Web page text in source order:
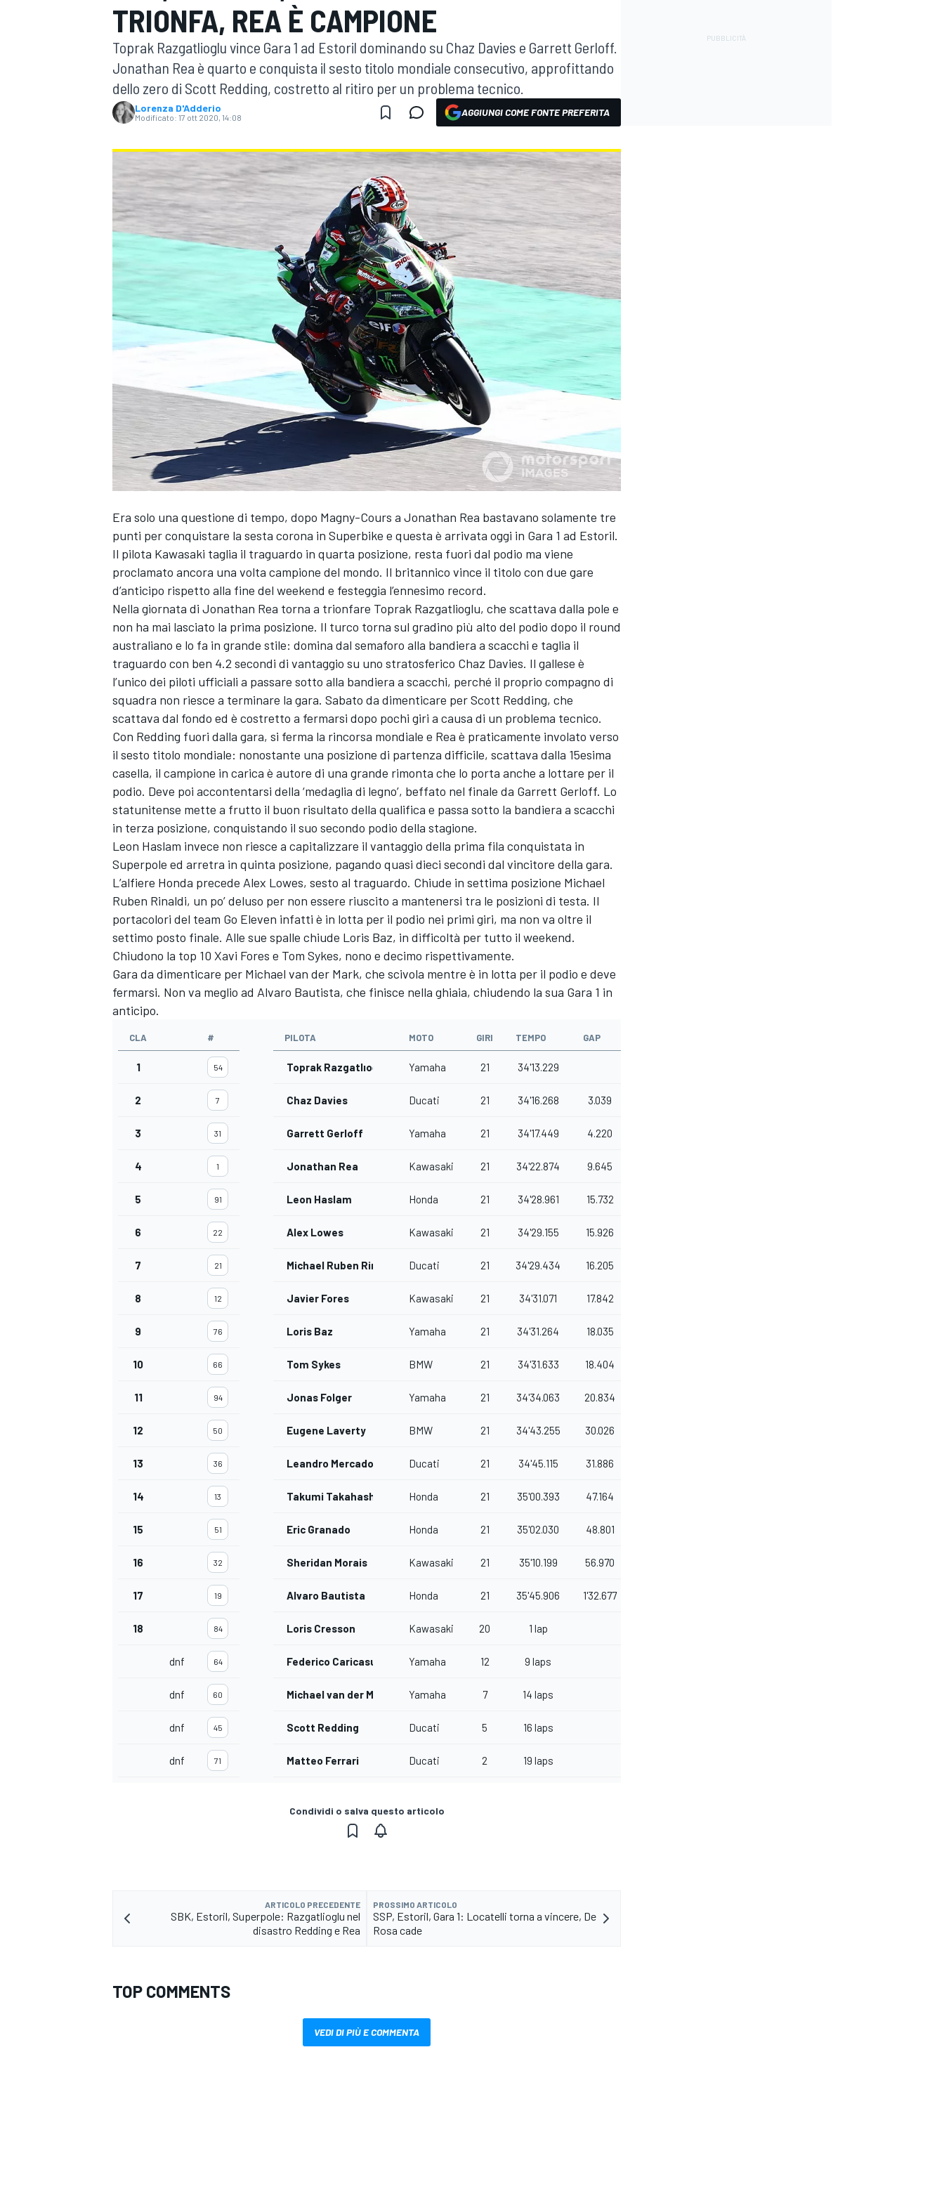
MOTOGP WEC
WRC
MONOPOSTO
ENDURANCE/GT
MONOMARCA
TRIONFA, REA È CAMPIONE
Toprak Razgatlioglu vince Gara 1 ad Estoril dominando su Chaz Davies e Garrett Gerloff.
Jonathan Rea è quarto e conquista il sesto titolo mondiale consecutivo, approfittando
dello zero di Scott Redding, costretto al ritiro per un problema tecnico.
Lorenza D'Adderio
Modificato: 17 ott 2020, 14:08 AGGIUNGI COME FONTE PREFERITA
Era solo una questione di tempo, dopo Magny-Cours a Jonathan Rea bastavano solamente tre
punti per conquistare la sesta corona in Superbike e questa è arrivata oggi in Gara 1 ad Estoril.
Il pilota Kawasaki taglia il traguardo in quarta posizione, resta fuori dal podio ma viene
proclamato ancora una volta campione del mondo. Il britannico vince il titolo con due gare
d’anticipo rispetto alla fine del weekend e festeggia l’ennesimo record.
Nella giornata di Jonathan Rea torna a trionfare Toprak Razgatlioglu, che scattava dalla pole e
non ha mai lasciato la prima posizione. Il turco torna sul gradino più alto del podio dopo il round
australiano e lo fa in grande stile: domina dal semaforo alla bandiera a scacchi e taglia il
traguardo con ben 4.2 secondi di vantaggio su uno stratosferico Chaz Davies. Il gallese è
l’unico dei piloti ufficiali a passare sotto alla bandiera a scacchi, perché il proprio compagno di
squadra non riesce a terminare la gara. Sabato da dimenticare per Scott Redding, che
scattava dal fondo ed è costretto a fermarsi dopo pochi giri a causa di un problema tecnico.
Con Redding fuori dalla gara, si ferma la rincorsa mondiale e Rea è praticamente involato verso
il sesto titolo mondiale: nonostante una posizione di partenza difficile, scattava dalla 15esima
casella, il campione in carica è autore di una grande rimonta che lo porta anche a lottare per il
podio. Deve poi accontentarsi della ‘medaglia di legno’, beffato nel finale da Garrett Gerloff. Lo
statunitense mette a frutto il buon risultato della qualifica e passa sotto la bandiera a scacchi
in terza posizione, conquistando il suo secondo podio della stagione.
Leon Haslam invece non riesce a capitalizzare il vantaggio della prima fila conquistata in
Superpole ed arretra in quinta posizione, pagando quasi dieci secondi dal vincitore della gara.
L’alfiere Honda precede Alex Lowes, sesto al traguardo. Chiude in settima posizione Michael
Ruben Rinaldi, un po’ deluso per non essere riuscito a mantenersi tra le posizioni di testa. Il
portacolori del team Go Eleven infatti è in lotta per il podio nei primi giri, ma non va oltre il
settimo posto finale. Alle sue spalle chiude Loris Baz, in difficoltà per tutto il weekend.
Chiudono la top 10 Xavi Fores e Tom Sykes, nono e decimo rispettivamente.
Gara da dimenticare per Michael van der Mark, che scivola mentre è in lotta per il podio e deve
fermarsi. Non va meglio ad Alvaro Bautista, che finisce nella ghiaia, chiudendo la sua Gara 1 in
anticipo.
CLA # PILOTA MOTO GIRI TEMPO GAP
1 54 Toprak Razgatlıoğlu Yamaha 21 34'13.229
2 7 Chaz Davies Ducati 21 34'16.268 3.039
3 31 Garrett Gerloff Yamaha 21 34'17.449 4.220
4 1 Jonathan Rea Kawasaki 21 34'22.874 9.645
5 91 Leon Haslam Honda 21 34'28.961 15.732
6 22 Alex Lowes Kawasaki 21 34'29.155 15.926
7 21 Michael Ruben Rinaldi Ducati 21 34'29.434 16.205
8 12 Javier Fores Kawasaki 21 34'31.071 17.842
9 76 Loris Baz Yamaha 21 34'31.264 18.035
10 66 Tom Sykes BMW 21 34'31.633 18.404
11 94 Jonas Folger Yamaha 21 34'34.063 20.834
12 50 Eugene Laverty BMW 21 34'43.255 30.026
13 36 Leandro Mercado Ducati 21 34'45.115 31.886
14 13 Takumi Takahashi Honda 21 35'00.393 47.164
15 51 Eric Granado Honda 21 35'02.030 48.801
16 32 Sheridan Morais Kawasaki 21 35'10.199 56.970
17 19 Alvaro Bautista Honda 21 35'45.906 1'32.677
18 84 Loris Cresson Kawasaki 20 1 lap
dnf 64 Federico Caricasulo Yamaha 12 9 laps
dnf 60 Michael van der Mark Yamaha 7 14 laps
dnf 45 Scott Redding Ducati 5 16 laps
dnf 71 Matteo Ferrari Ducati 2 19 laps
Condividi o salva questo articolo
ARTICOLO PRECEDENTE
SBK, Estoril, Superpole: Razgatlioglu nel
disastro Redding e Rea
PROSSIMO ARTICOLO
SSP, Estoril, Gara 1: Locatelli torna a vincere, De
Rosa cade
TOP COMMENTS
VEDI DI PIÙ E COMMENTA